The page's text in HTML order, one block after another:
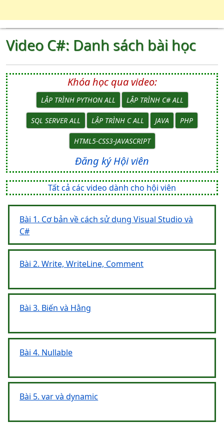
Video C#: Danh sách bài học
Khóa học qua video:
LẬP TRÌNH PYTHON ALL LẬP TRÌNH C# ALL
SQL SERVER ALL LẬP TRÌNH C ALL JAVA PHP
HTML5-CSS3-JAVASCRIPT
Đăng ký Hội viên
Tất cả các video dành cho hội viên
Bài 1. Cơ bản về cách sử dụng Visual Studio và
C#
Bài 2. Write, WriteLine, Comment
Bài 3. Biến và Hằng
Bài 4. Nullable
Bài 5. var và dynamic